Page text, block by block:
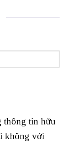
thông tin hữu
không với